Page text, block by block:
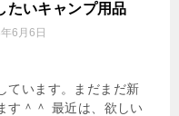
たいキャンプ用品
6月6日
ています。まだまだ新
す＾＾ 最近は、欲しい